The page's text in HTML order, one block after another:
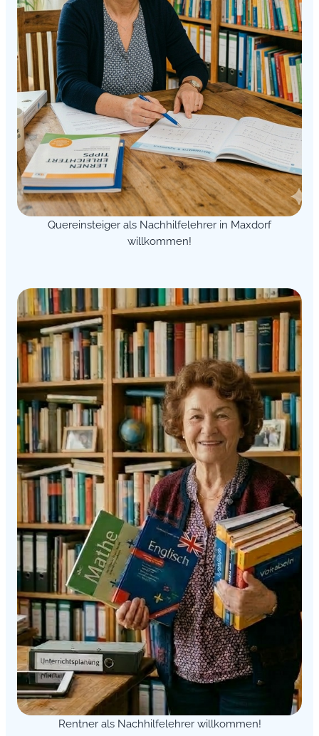
Quereinsteiger als Nachhilfelehrer in Maxdorf
willkommen!
Rentner als Nachhilfelehrer willkommen!